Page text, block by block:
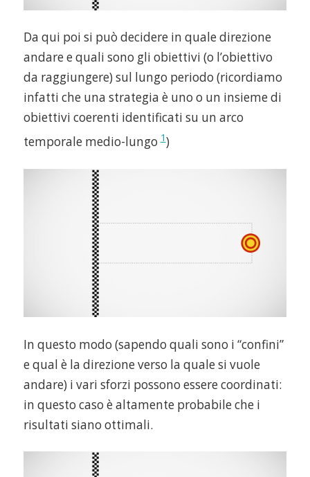
Da qui poi si può decidere in quale direzione
andare e quali sono gli obiettivi (o l’obiettivo
da raggiungere) sul lungo periodo (ricordiamo
infatti che una strategia è uno o un insieme di
obiettivi coerenti identificati su un arco
temporale medio-lungo1)
In questo modo (sapendo quali sono i “confini”
e qual è la direzione verso la quale si vuole
andare) i vari sforzi possono essere coordinati:
in questo caso è altamente probabile che i
risultati siano ottimali.